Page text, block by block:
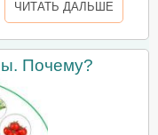
ЧИТАТЬ ДАЛЬШЕ
Почему?